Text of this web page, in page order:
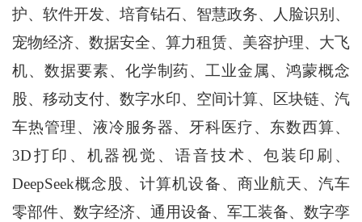
护、软件开发、培育钻石、智慧政务、人脸识别、
宠物经济、数据安全、算力租赁、美容护理、大飞
机、数据要素、化学制药、工业金属、鸿蒙概念
股、移动支付、数字水印、空间计算、区块链、汽
车热管理、液冷服务器、牙科医疗、东数西算、
3D打印、机器视觉、语音技术、包装印刷、
DeepSeek概念股、计算机设备、商业航天、汽车
零部件、数字经济、通用设备、军工装备、数字孪